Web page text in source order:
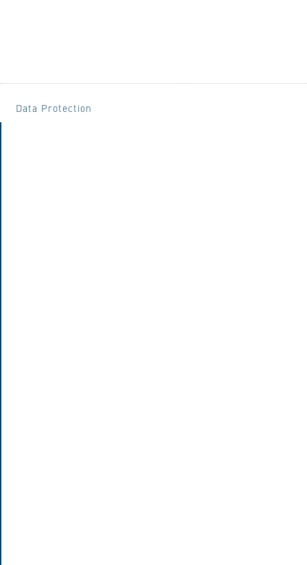
Data Protection